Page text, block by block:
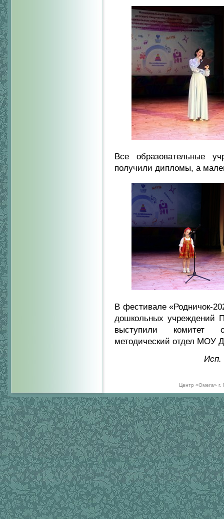
Все образовательные
получили дипломы, а
В фестивале «Родничок-
дошкольных учреждений
выступили комитет
методический отдел МОУ
Центр «Омега» г.